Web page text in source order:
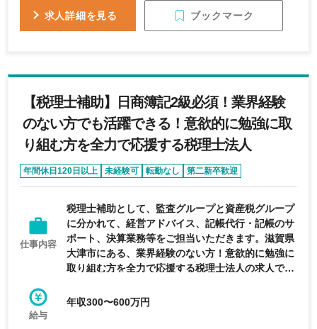
求人詳細を見る
ブックマーク
【税理士補助】日商簿記2級必須！業界経験
のない方でも活躍できる！意欲的に勉強に取
り組む方を全力で応援する税理士法人
年間休日120日以上 未経験可 転勤なし 第二新卒歓迎
仕事内容
税理士補助として、監査グループと資産税グループ
に分かれて、経営アドバイス、記帳代行・記帳のサ
ポート、決算業務等をご担当いただきます。滋賀県
大津市にある、業界経験のない方！意欲的に勉強に
取り組む方を全力で応援する税理士法人の求人で
給与
年収300〜600万円